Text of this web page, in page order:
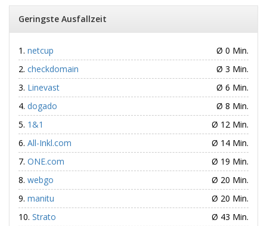
Geringste Ausfallzeit
netcup
Ø 0 Min.
checkdomain
Ø 3 Min.
Linevast
Ø 6 Min.
dogado
Ø 8 Min.
1&1
Ø 12 Min.
All-Inkl.com
Ø 14 Min.
ONE.com
Ø 19 Min.
webgo
Ø 20 Min.
manitu
Ø 20 Min.
Strato
Ø 43 Min.